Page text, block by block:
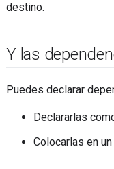
destino.
Y las
Puedes declarar
Declararlas
Colocarlas en